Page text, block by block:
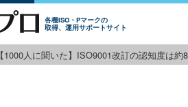
各種ISO・Pマークの
取得、運用サポートサイト
【1000人に聞いた】ISO9001改訂の認知度は